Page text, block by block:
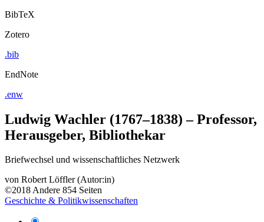
BibTeX
Zotero
.bib
EndNote
.enw
Ludwig Wachler (1767–1838) – Professor,
Herausgeber, Bibliothekar
Briefwechsel und wissenschaftliches Netzwerk
von Robert Löffler (Autor:in)
©2018Andere 854 Seiten
Geschichte & Politikwissenschaften